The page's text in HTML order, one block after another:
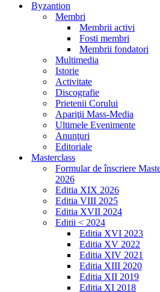
Byzantion
Membri
Membrii activi
Fosti membri
Membrii fondatori
Multimedia
Istorie
Activitate
Discografie
Prietenii Corului
Apariţii Mass-Media
Ultimele Evenimente
Anunţuri
Editoriale
Masterclass
Formular de înscriere
2026
Editia XIX 2026
Editia VIII 2025
Editia XVII 2024
Editii < 2024
Editia XVI 2023
Editia XV 2022
Editia XIV 2021
Editia XIII 2020
Editia XII 2019
Editia XI 2018